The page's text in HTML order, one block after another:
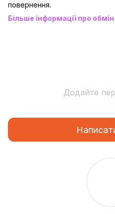
повернення.
Більше інформації про
Додайте